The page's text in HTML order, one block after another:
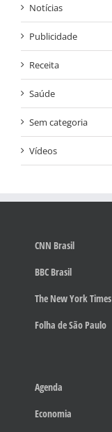
Notícias
Publicidade
Receita
Saúde
Sem categoria
Vídeos
CNN Brasil
BBC Brasil
The New York Times
Folha de São Paulo
Agenda
Economia